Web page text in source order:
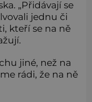
„Přidávají se
jednu či
kteří se na ně
jiné, než na
rádi, že na ně